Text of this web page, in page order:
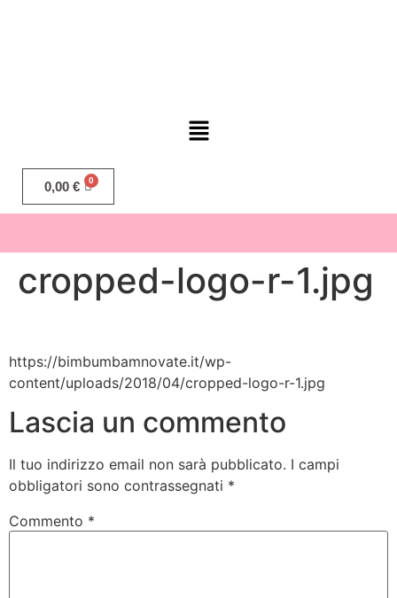
0,00 €
cropped-logo-r-1.jpg
https://bimbumbamnovate.it/wp-
content/uploads/2018/04/cropped-logo-r-1.jpg
Lascia un commento
Il tuo indirizzo email non sarà pubblicato. I campi
obbligatori sono contrassegnati *
Commento *